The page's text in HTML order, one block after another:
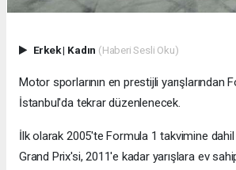
Erkek| Kadın (Haberi Sesli Oku)
Motor sporlarının en prestijli yarışlarından
İstanbul'da tekrar düzenlenecek.
İlk olarak 2005'te Formula 1 takvimine
Grand Prix'si, 2011'e kadar yarışlara ev